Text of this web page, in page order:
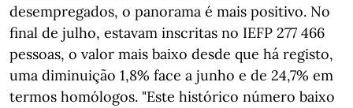
desempregados, o panorama é mais positivo. No
final de julho, estavam inscritas no IEFP 277 466
pessoas, o valor mais baixo desde que há registo,
uma diminuição 1,8% face a junho e de 24,7% em
termos homólogos. "Este histórico número baixo